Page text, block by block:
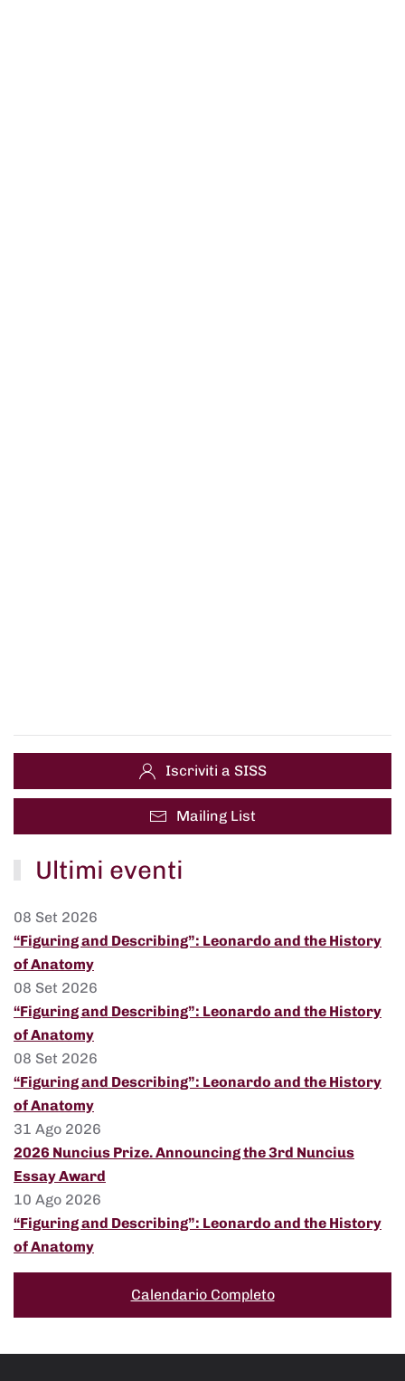
Iscriviti a SISS
Mailing List
Ultimi eventi
08 Set 2026
“Figuring and Describing”: Leonardo and the History
of Anatomy
08 Set 2026
“Figuring and Describing”: Leonardo and the History
of Anatomy
08 Set 2026
“Figuring and Describing”: Leonardo and the History
of Anatomy
31 Ago 2026
2026 Nuncius Prize. Announcing the 3rd Nuncius
Essay Award
10 Ago 2026
“Figuring and Describing”: Leonardo and the History
of Anatomy
Calendario Completo